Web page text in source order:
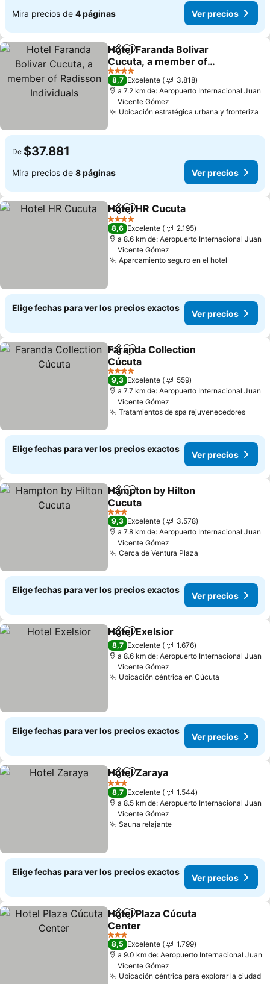
Mira precios de 4 páginas Ver precios
CompartirAgregar a favoritos
Hotel Faranda Bolivar
Cucuta, a member of
Radisson Individuals
Ver precios
4 Estrellas
8,7 Excelente
3.818
a 7.2 km de: Aeropuerto Internacional Juan
Vicente Gómez
Ubicación estratégica urbana y fronteriza
De $37.881
Mira precios de 8 páginas Ver precios
CompartirAgregar a favoritos
Hotel HR Cucuta
4 Estrellas
8,6 Excelente
2.195
a 8.6 km de: Aeropuerto Internacional Juan
Vicente Gómez
Aparcamiento seguro en el hotel
Elige fechas para ver los precios exactos
Ver precios
CompartirAgregar a favoritos
Faranda Collection
Cúcuta
Ver precios
4 Estrellas
9,3 Excelente
559
a 7.7 km de: Aeropuerto Internacional Juan
Vicente Gómez
Tratamientos de spa rejuvenecedoresVer
Elige fechas para ver los precios exactos
Ver precios
CompartirAgregar a favoritos
Hampton by Hilton
Cucuta
Ver precios
3 Estrellas
9,3 Excelente
3.578
a 7.8 km de: Aeropuerto Internacional Juan
Vicente Gómez
Cerca de Ventura Plaza
Elige fechas para ver los precios exactos
Ver precios
CompartirAgregar a favoritos
Hotel Exelsior
8,7 Excelente
1.676
a 8.6 km de: Aeropuerto Internacional Juan
Vicente Gómez
Ubicación céntrica en Cúcuta
Elige fechas para ver los precios exactos
Ver precios
CompartirAgregar a favoritos
Hotel Zaraya
3 Estrellas
8,7 Excelente
1.544
a 8.5 km de: Aeropuerto Internacional Juan
Vicente Gómez
Sauna relajanteVer precios
Elige fechas para ver los precios exactos
Ver precios
CompartirAgregar a favoritos
Hotel Plaza Cúcuta
Center
Ver precios
3 Estrellas
8,5 Excelente
1.799
a 9.0 km de: Aeropuerto Internacional Juan
Vicente Gómez
Ubicación céntrica para explorar la ciudad